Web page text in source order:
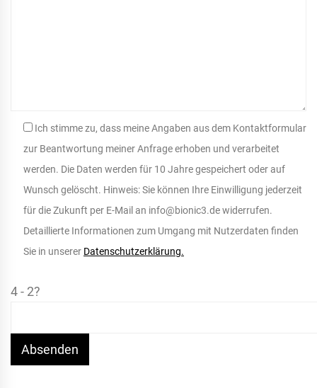
Ich stimme zu, dass meine Angaben aus dem Kontaktformular
zur Beantwortung meiner Anfrage erhoben und verarbeitet
werden. Die Daten werden für 10 Jahre gespeichert oder auf
Wunsch gelöscht. Hinweis: Sie können Ihre Einwilligung jederzeit
für die Zukunft per E-Mail an info@bionic3.de widerrufen.
Detaillierte Informationen zum Umgang mit Nutzerdaten finden
Sie in unserer Datenschutzerklärung.
4 - 2?